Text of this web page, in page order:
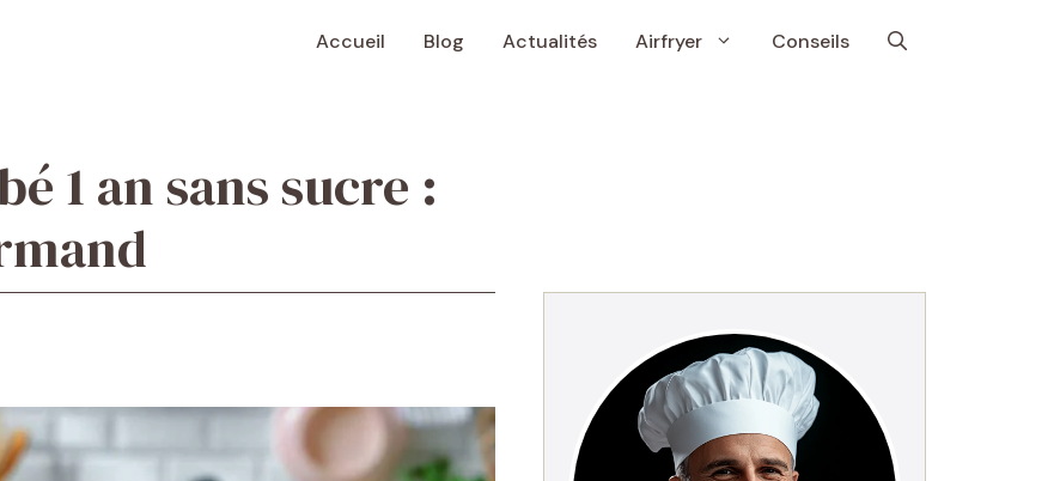
Accueil Blog Actualités Airfryer Conseils
1 an sans sucre :